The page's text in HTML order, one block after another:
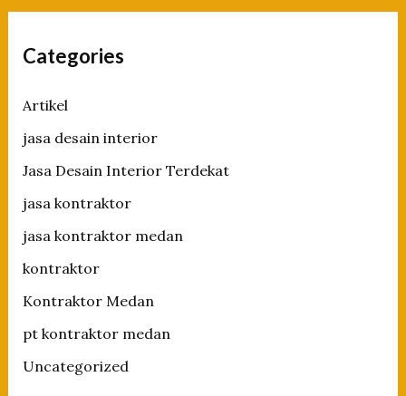
Categories
Artikel
jasa desain interior
Jasa Desain Interior Terdekat
jasa kontraktor
jasa kontraktor medan
kontraktor
Kontraktor Medan
pt kontraktor medan
Uncategorized